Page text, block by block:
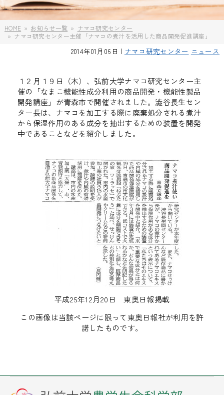
HOME お知らせ一覧
ナマコ研究センター
ナマコ研究センター主催「ナマコの煮汁を活用した商品開発促進講座」
2014年01月06日 | ナマコ研究センター ニュース
１２月１９日（木）、弘前大学ナマコ研究センター主
催の「なまこ機能性成分利用の商品開発・機能性製品
開発講座」が青森市で開催されました。澁谷長生セン
ター長は、ナマコを加工する際に廃棄処分される煮汁
から保湿作用のある成分を抽出するための装置を開発
中であることなどを紹介しました。
平成25年12月20日 東奥日報掲載
この画像は当該ページに限って東奥日報社が利用を許
諾したものです。